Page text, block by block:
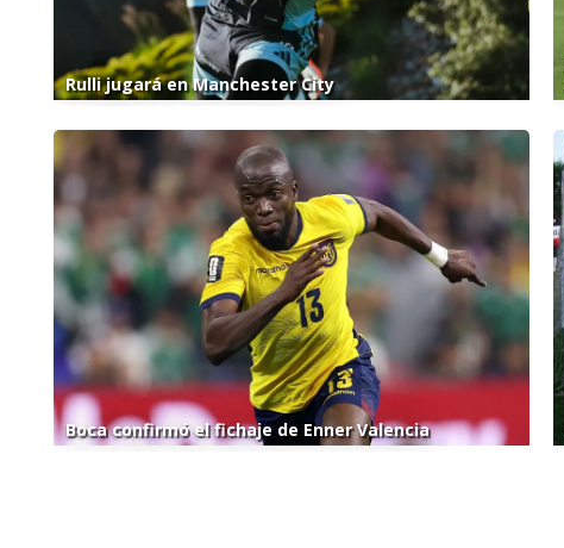
Rulli jugará en Manchester City
Boca confirmó el fichaje de Enner Valencia